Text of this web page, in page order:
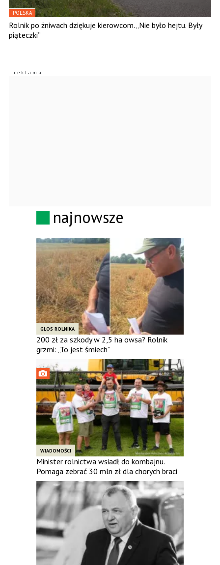
POLSKA
Rolnik po żniwach dziękuje kierowcom. „Nie było hejtu. Były
piąteczki”
najnowsze
GŁOS ROLNIKA
200 zł za szkody w 2,5 ha owsa? Rolnik
grzmi: „To jest śmiech”
WIADOMOŚCI
Minister rolnictwa wsiadł do kombajnu.
Pomaga zebrać 30 mln zł dla chorych braci